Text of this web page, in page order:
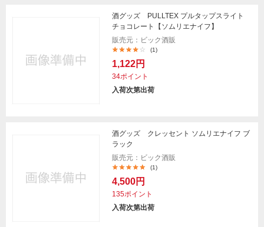
酒グッズ PULLTEX プルタップスライト
チョコレート【ソムリエナイフ】
販売元：ビック酒販
(1)
1,122円
34ポイント
入荷次第出荷
酒グッズ クレッセント ソムリエナイフ ブ
ラック
販売元：ビック酒販
(1)
4,500円
135ポイント
入荷次第出荷